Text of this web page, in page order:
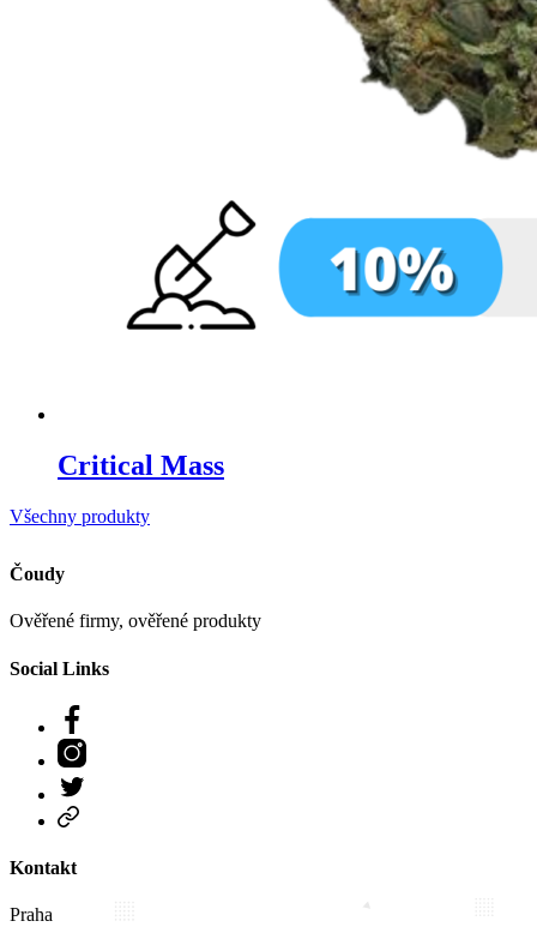
Critical Mass
Všechny produkty
Čoudy
Ověřené firmy, ověřené produkty
Social Links
Facebook
Instagram
Twitter
Zásady
(EU)
Kontakt
Praha